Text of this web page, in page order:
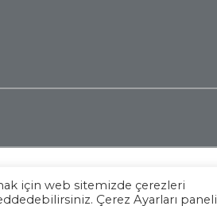
için web sitemizde çerezleri
Çerez Ayarları paneli